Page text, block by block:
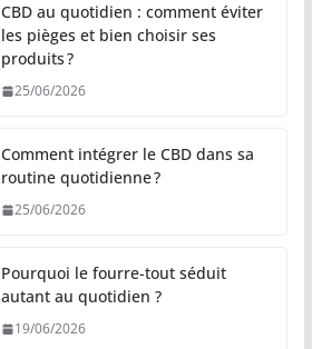
CBD au quotidien : comment éviter
les pièges et bien choisir ses
produits ?
25/06/2026
Comment intégrer le CBD dans sa
routine quotidienne ?
25/06/2026
Pourquoi le fourre-tout séduit
autant au quotidien ?
19/06/2026